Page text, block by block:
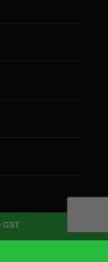
GST